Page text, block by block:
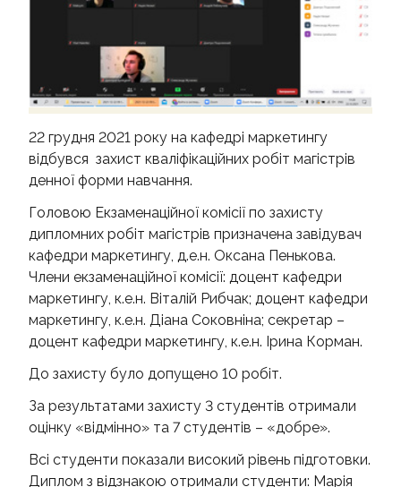
22 грудня 2021 року на кафедрі маркетингу
відбувся захист кваліфікаційних робіт магістрів
денної форми навчання.
Головою Екзаменаційної комісії по захисту
дипломних робіт магістрів призначена завідувач
кафедри маркетингу, д.е.н. Оксана Пенькова.
Члени екзаменаційної комісії: доцент кафедри
маркетингу, к.е.н. Віталій Рибчак; доцент кафедри
маркетингу, к.е.н. Діана Соковніна; секретар –
доцент кафедри маркетингу, к.е.н. Ірина Корман.
До захисту було допущено 10 робіт.
За результатами захисту 3 студентів отримали
оцінку «відмінно» та 7 студентів – «добре».
Всі студенти показали високий рівень підготовки.
Диплом з відзнакою отримали студенти: Марія